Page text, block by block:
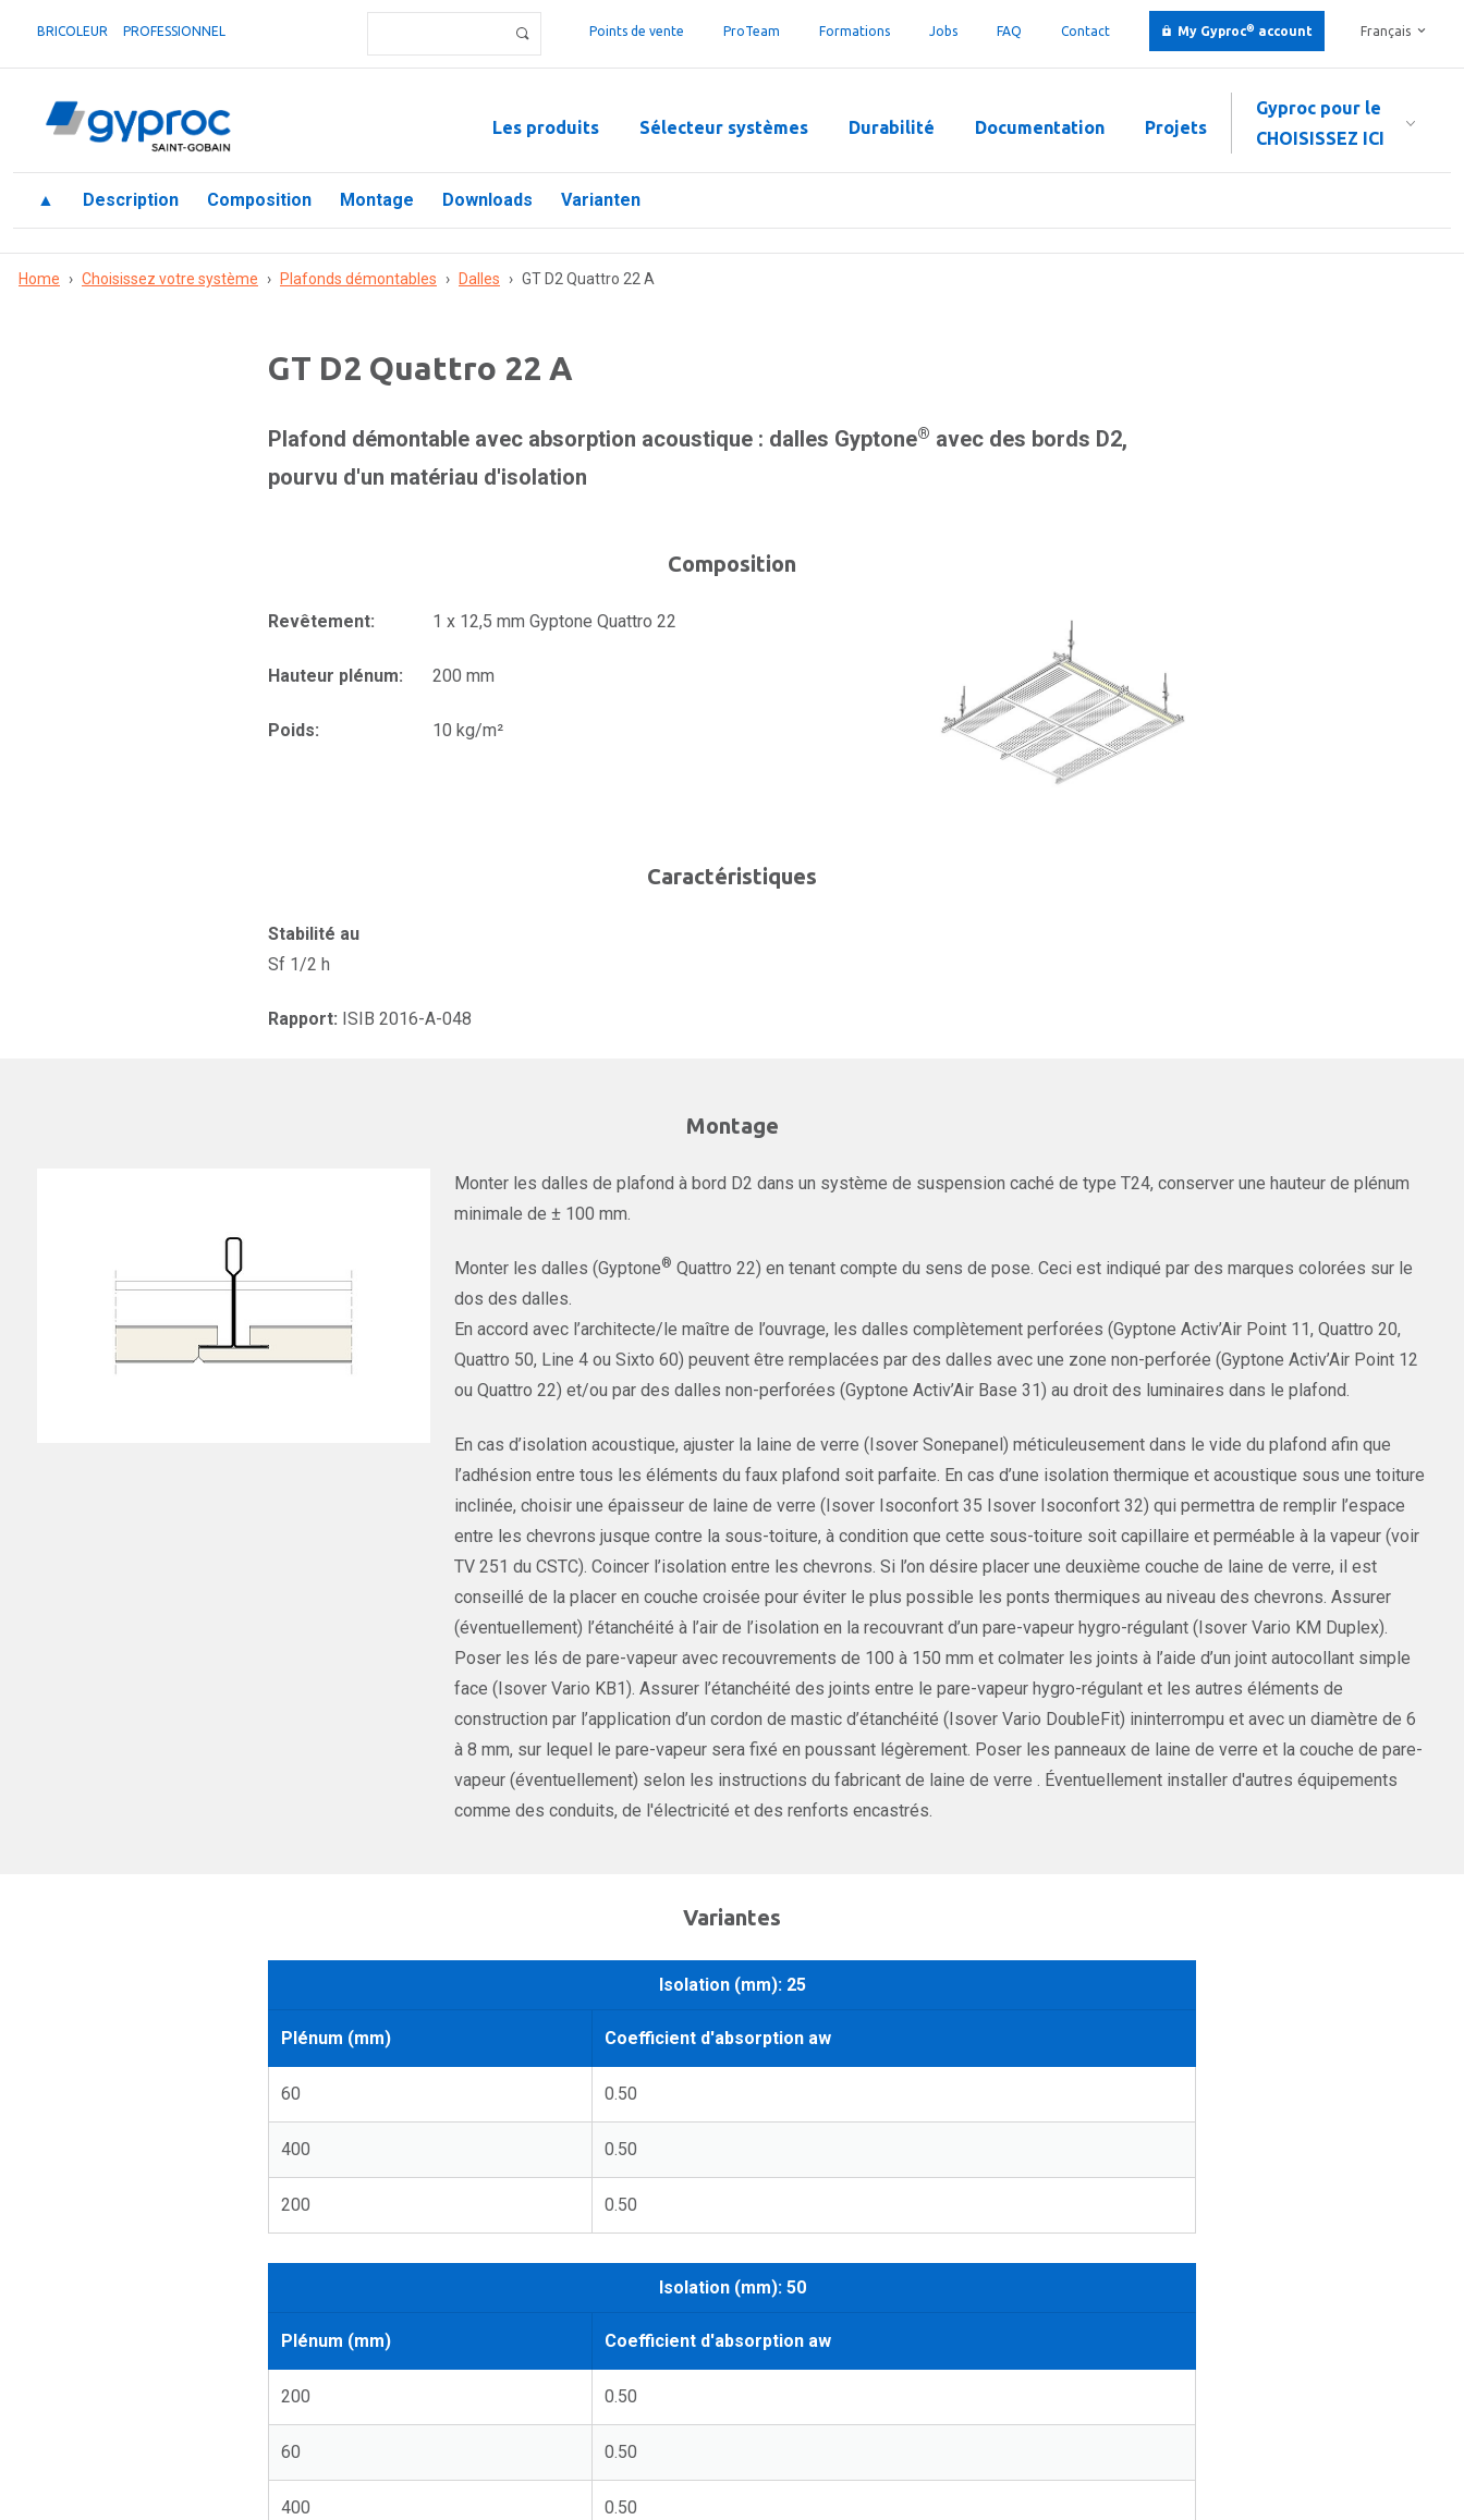
BRICOLEUR PROFESSIONNEL Français
Points de vente ProTeam Formations Jobs FAQ Contact My Gyproc® account
Gyproc pour le
CHOISISSEZ ICI
Les produits Sélecteur systèmes Durabilité Documentation Projets
▲ Description Composition Montage Downloads Varianten
Home › Choisissez votre système › Plafonds démontables › Dalles › GT D2 Quattro 22 A
GT D2 Quattro 22 A
Plafond démontable avec absorption acoustique : dalles Gyptone® avec des bords D2,
pourvu d'un matériau d'isolation
Composition
Revêtement: 1 x 12,5 mm Gyptone Quattro 22
Hauteur plénum: 200 mm
Poids: 10 kg/m²
Caractéristiques
Stabilité au
Sf 1/2 h
Rapport: ISIB 2016-A-048
Montage
Monter les dalles de plafond à bord D2 dans un système de suspension caché de type T24, conserver une hauteur de plénum
minimale de ± 100 mm.
Monter les dalles (Gyptone® Quattro 22) en tenant compte du sens de pose. Ceci est indiqué par des marques colorées sur le
dos des dalles.
En accord avec l’architecte/le maître de l’ouvrage, les dalles complètement perforées (Gyptone Activ’Air Point 11, Quattro 20,
Quattro 50, Line 4 ou Sixto 60) peuvent être remplacées par des dalles avec une zone non-perforée (Gyptone Activ’Air Point 12
ou Quattro 22) et/ou par des dalles non-perforées (Gyptone Activ’Air Base 31) au droit des luminaires dans le plafond.
En cas d’isolation acoustique, ajuster la laine de verre (Isover Sonepanel) méticuleusement dans le vide du plafond afin que
l’adhésion entre tous les éléments du faux plafond soit parfaite. En cas d’une isolation thermique et acoustique sous une toiture
inclinée, choisir une épaisseur de laine de verre (Isover Isoconfort 35 Isover Isoconfort 32) qui permettra de remplir l’espace
entre les chevrons jusque contre la sous-toiture, à condition que cette sous-toiture soit capillaire et perméable à la vapeur (voir
TV 251 du CSTC). Coincer l’isolation entre les chevrons. Si l’on désire placer une deuxième couche de laine de verre, il est
conseillé de la placer en couche croisée pour éviter le plus possible les ponts thermiques au niveau des chevrons. Assurer
(éventuellement) l’étanchéité à l’air de l’isolation en la recouvrant d’un pare-vapeur hygro-régulant (Isover Vario KM Duplex).
Poser les lés de pare-vapeur avec recouvrements de 100 à 150 mm et colmater les joints à l’aide d’un joint autocollant simple
face (Isover Vario KB1). Assurer l’étanchéité des joints entre le pare-vapeur hygro-régulant et les autres éléments de
construction par l’application d’un cordon de mastic d’étanchéité (Isover Vario DoubleFit) ininterrompu et avec un diamètre de 6
à 8 mm, sur lequel le pare-vapeur sera fixé en poussant légèrement. Poser les panneaux de laine de verre et la couche de pare-
vapeur (éventuellement) selon les instructions du fabricant de laine de verre . Éventuellement installer d'autres équipements
comme des conduits, de l'électricité et des renforts encastrés.
Variantes
Isolation (mm): 25
Plénum (mm) Coefficient d'absorption aw
60 0.50
400 0.50
200 0.50
Isolation (mm): 50
Plénum (mm) Coefficient d'absorption aw
200 0.50
60 0.50
400 0.50